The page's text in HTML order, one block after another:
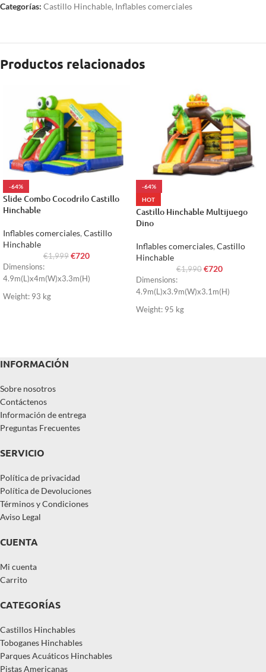
Categorías: Castillo Hinchable, Inflables comerciales
Productos relacionados
-64%
Slide Combo Cocodrilo Castillo
Hinchable
Inflables comerciales, Castillo
Hinchable
€1,999 €720
Dimensions:
4.9m(L)x4m(W)x3.3m(H)
Weight: 93 kg
-64%
HOT
Castillo Hinchable Multijuego
Dino
Inflables comerciales, Castillo
Hinchable
€1,990 €720
Dimensions:
4.9m(L)x3.9m(W)x3.1m(H)
Weight: 95 kg
INFORMACIÓN
Sobre nosotros
Contáctenos
Información de entrega
Preguntas Frecuentes
SERVICIO
Política de privacidad
Política de Devoluciones
Términos y Condiciones
Aviso Legal
CUENTA
Mi cuenta
Carrito
CATEGORÍAS
Castillos Hinchables
Toboganes Hinchables
Parques Acuáticos Hinchables
Pistas Americanas